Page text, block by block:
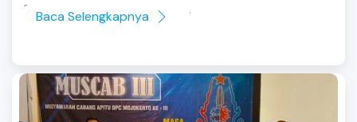
Praktisi Pendingin dan Tata ...
Baca Selengkapnya